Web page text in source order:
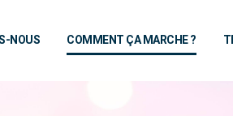
NOUS COMMENT ÇA MARCHE ?